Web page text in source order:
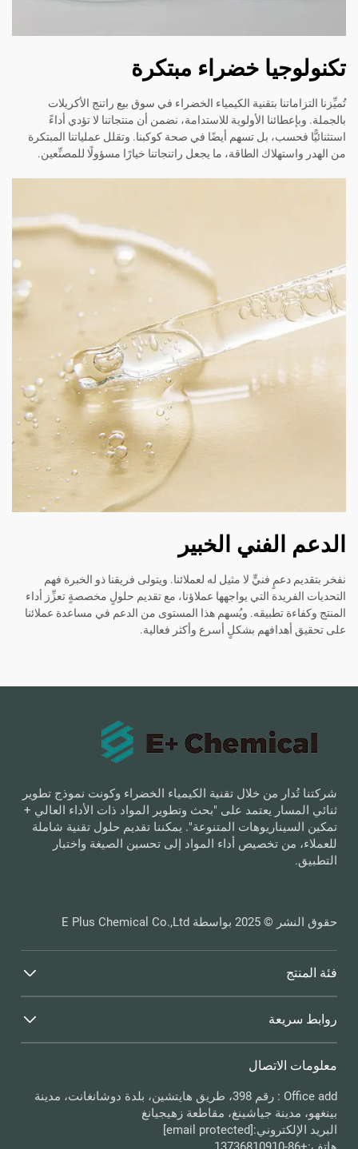
تكنولوجيا خضراء مبتكرة
تُميِّزنا التزاماتنا بتقنية الكيمياء الخضراء في سوق بيع راتنج الأكريلات
بالجملة. وبإعطائنا الأولوية للاستدامة، نضمن أن منتجاتنا لا تؤدي أداءً
استثنائيًّا فحسب، بل تسهم أيضًا في صحة كوكبنا. وتقلل عملياتنا المبتكرة
من الهدر واستهلاك الطاقة، ما يجعل راتنجاتنا خيارًا مسؤولًا للمصنِّعين.
الدعم الفني الخبير
نفخر بتقديم دعمٍ فنيٍّ لا مثيل له لعملائنا. ويتولى فريقنا ذو الخبرة فهم
التحديات الفريدة التي يواجهها عملاؤنا، مع تقديم حلولٍ مخصصةٍ تعزِّز أداء
المنتج وكفاءة تطبيقه. ويُسهم هذا المستوى من الدعم في مساعدة عملائنا
على تحقيق أهدافهم بشكلٍ أسرع وأكثر فعالية.
شركتنا تُدار من خلال تقنية الكيمياء الخضراء وكونت نموذج تطوير
ثنائي المسار يعتمد على "بحث وتطوير المواد ذات الأداء العالي +
تمكين السيناريوهات المتنوعة". يمكننا تقديم حلول تقنية شاملة
للعملاء، من تخصيص أداء المواد إلى تحسين الصيغة واختبار
التطبيق.
حقوق النشر © 2025 بواسطة E Plus Chemical Co.,Ltd
فئة المنتج
روابط سريعة
معلومات الاتصال
Office add : رقم 398، طريق هايتشين، بلدة دوشانغانت، مدينة
بينغهو، مدينة جياشينغ، مقاطعة زهيجيانغ
البريد الإلكتروني:[email protected]